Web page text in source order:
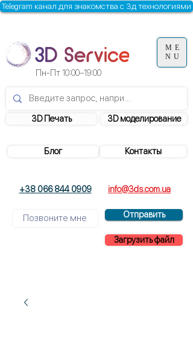
3D моделирование
Контакты
3D Печать
+38 066 844 0909 info@3ds.com.ua
Отправить
Загрузить файл
Блог
Пн-Пт10:00–19:00
Telegram канал для знакомства с 3д технологиями
ME
NU